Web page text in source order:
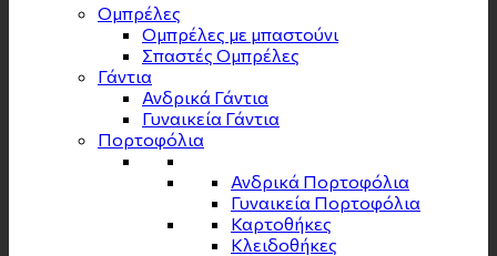
Ομπρέλες
Ομπρέλες με μπαστούνι
Σπαστές Ομπρέλες
Γάντια
Ανδρικά Γάντια
Γυναικεία Γάντια
Πορτοφόλια
Ανδρικά Πορτοφόλια
Γυναικεία Πορτοφόλια
Καρτοθήκες
Κλειδοθήκες